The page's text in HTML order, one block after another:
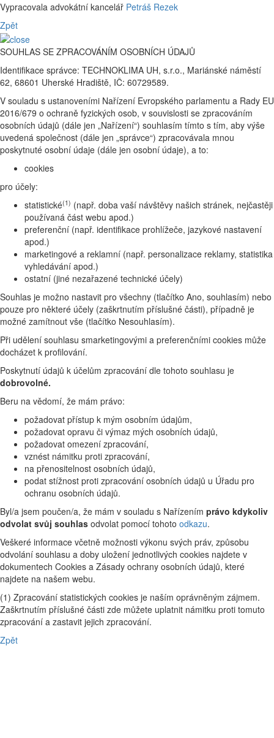
Vypracovala advokátní kancelář Petráš Rezek
Zpět
SOUHLAS SE ZPRACOVÁNÍM OSOBNÍCH ÚDAJŮ
Identifikace správce: TECHNOKLIMA UH, s.r.o., Mariánské náměstí
62, 68601 Uherské Hradiště, IČ: 60729589.
V souladu s ustanoveními Nařízení Evropského parlamentu a Rady EU
2016/679 o ochraně fyzických osob, v souvislosti se zpracováním
osobních údajů (dále jen „Nařízení“) souhlasím tímto s tím, aby výše
uvedená společnost (dále jen „správce“) zpracovávala mnou
poskytnuté osobní údaje (dále jen osobní údaje), a to:
cookies
pro účely:
statistické(1) (např. doba vaší návštěvy našich stránek, nejčastěji
používaná část webu apod.)
preferenční (např. identifikace prohlížeče, jazykové nastavení
apod.)
marketingové a reklamní (např. personalizace reklamy, statistika
vyhledávání apod.)
ostatní (jiné nezařazené technické účely)
Souhlas je možno nastavit pro všechny (tlačítko Ano, souhlasím) nebo
pouze pro některé účely (zaškrtnutím příslušné části), případně je
možné zamítnout vše (tlačítko Nesouhlasím).
Při udělení souhlasu smarketingovými a preferenčními cookies může
docházet k profilování.
Poskytnutí údajů k účelům zpracování dle tohoto souhlasu je
dobrovolné.
Beru na vědomí, že mám právo:
požadovat přístup k mým osobním údajům,
požadovat opravu či výmaz mých osobních údajů,
požadovat omezení zpracování,
vznést námitku proti zpracování,
na přenositelnost osobních údajů,
podat stížnost proti zpracování osobních údajů u Úřadu pro
ochranu osobních údajů.
Byl/a jsem poučen/a, že mám v souladu s Nařízením právo kdykoliv
odvolat svůj souhlas odvolat pomocí tohoto odkazu.
Veškeré informace včetně možnosti výkonu svých práv, způsobu
odvolání souhlasu a doby uložení jednotlivých cookies najdete v
dokumentech Cookies a Zásady ochrany osobních údajů, které
najdete na našem webu.
(1) Zpracování statistických cookies je naším oprávněným zájmem.
Zaškrtnutím příslušné části zde můžete uplatnit námitku proti tomuto
zpracování a zastavit jejich zpracování.
Zpět